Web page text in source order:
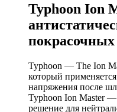
Typhoon Ion
покрасочных
Typhoon — The Ion
который применяется
напряжения после
Typhoon Ion
решение для